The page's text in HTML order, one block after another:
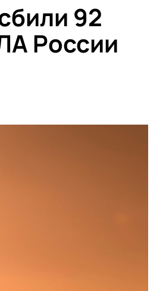
92
России